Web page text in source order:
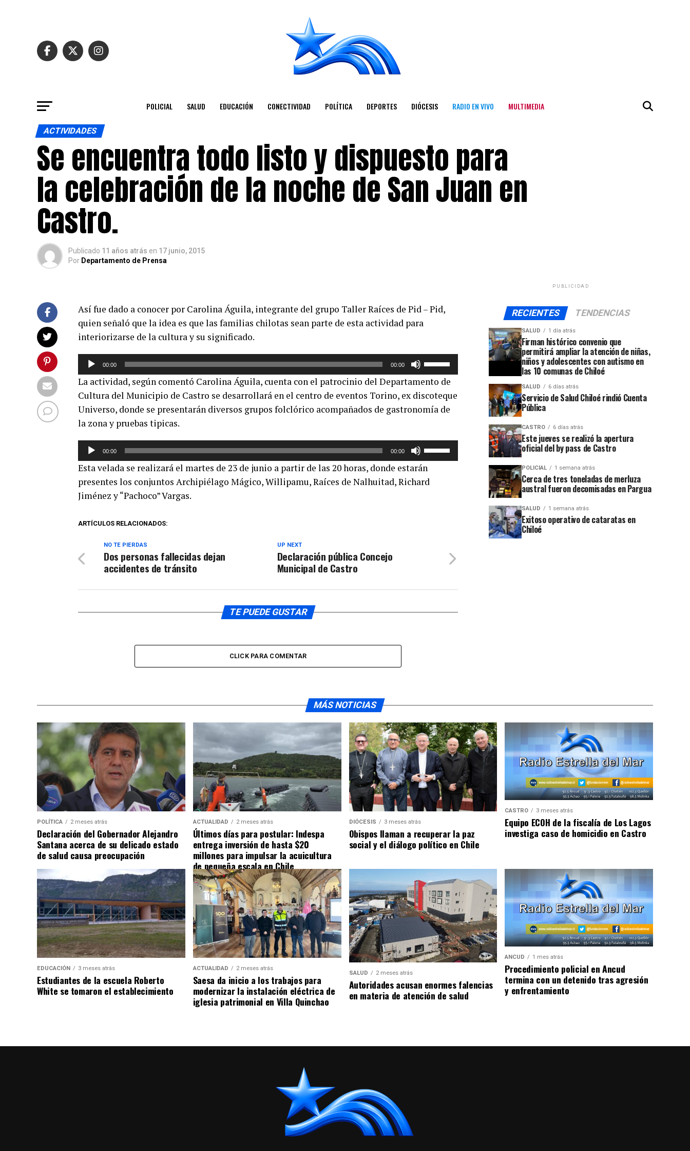
POLICIAL SALUD EDUCACIÓN CONECTIVIDAD POLÍTICA DEPORTES DIÓCESIS RADIO EN VIVO MULTIMEDIA
ACTIVIDADES
Se encuentra todo listo y dispuesto para
la celebración de la noche de San Juan en
Castro.
Publicado 11 años atrás en 17 junio, 2015
Por Departamento de Prensa
Así fue dado a conocer por Carolina Águila, integrante del grupo Taller Raíces de Pid – Pid,
quien señaló que la idea es que las familias chilotas sean parte de esta actividad para
interiorizarse de la cultura y su significado.
Reproductor
audio
00:00 00:00
teclas
de
flecha
disminuir
el
La actividad, según comentó Carolina Águila, cuenta con el patrocinio del Departamento de
Cultura del Municipio de Castro se desarrollará en el centro de eventos Torino, ex discoteque
Universo, donde se presentarán diversos grupos folclórico acompañados de gastronomía de
la zona y pruebas tipicas.
Reproductor
audio
00:00 00:00
teclas
de
disminuir
Esta velada se realizará el martes de 23 de junio a partir de las 20 horas, donde estarán
presentes los conjuntos Archipiélago Mágico, Willipamu, Raíces de Nalhuitad, Richard
Jiménez y “Pachoco” Vargas.
ARTÍCULOS RELACIONADOS:
UP NEXT
Declaración pública Concejo
Municipal de Castro
NO TE PIERDAS
Dos personas fallecidas dejan
accidentes de tránsito
TE PUEDE GUSTAR
CLICK PARA COMENTAR
PUBLICIDAD
RECIENTES TENDENCIAS
SALUD 1 día atrás
Firman histórico convenio que
permitirá ampliar la atención de niñas,
niños y adolescentes con autismo en
las 10 comunas de Chiloé
SALUD 6 días atrás
Servicio de Salud Chiloé rindió Cuenta
Pública
CASTRO 6 días atrás
Este jueves se realizó la apertura
oficial del by pass de Castro
POLICIAL 1 semana atrás
Cerca de tres toneladas de merluza
austral fueron decomisadas en Pargua
SALUD 1 semana atrás
Exitoso operativo de cataratas en
Chiloé
MÁS NOTICIAS
POLÍTICA 2 meses atrás
Declaración del Gobernador Alejandro
Santana acerca de su delicado estado
de salud causa preocupación
ACTUALIDAD 2 meses atrás
Últimos días para postular: Indespa
entrega inversión de hasta $20
millones para impulsar la acuicultura
de pequeña escala en Chile
DIÓCESIS 3 meses atrás
Obispos llaman a recuperar la paz
social y el diálogo político en Chile
CASTRO 3 meses atrás
Equipo ECOH de la fiscalía de Los Lagos
investiga caso de homicidio en Castro
EDUCACIÓN 3 meses atrás
Estudiantes de la escuela Roberto
White se tomaron el establecimiento
ACTUALIDAD 2 meses atrás
Saesa da inicio a los trabajos para
modernizar la instalación eléctrica de
iglesia patrimonial en Villa Quinchao
SALUD 2 meses atrás
Autoridades acusan enormes falencias
en materia de atención de salud
ANCUD 1 mes atrás
Procedimiento policial en Ancud
termina con un detenido tras agresión
y enfrentamiento